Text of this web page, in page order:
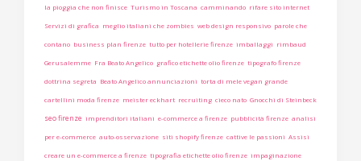
la pioggia che non finisce Turismo in Toscana camminando rifare sito internet
Servizi di grafica meglio italiani che zombies web design responsivo parole che
contano business plan firenze tutto per hotellerie firenze imballaggi rimbaud
Gerusalemme Fra Beato Angelico grafico etichette olio firenze tipografo firenze
dottrina segreta Beato Angelico annunciazioni torta di mele vegan grande
cartellini moda firenze meister eckhart recruiting cieco nato Gnocchi di Steinbeck
seo firenze imprenditori italiani e-commerce a firenze pubblicità firenze analisi
per e-commerce auto-osservazione siti shopify firenze cattive le passioni Assisi
creare un e-commerce a firenze tipografia etichette olio firenze impaginazione